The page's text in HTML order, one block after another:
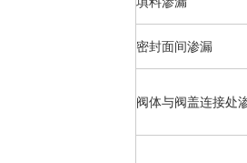
密封面间渗漏
阀体与阀盖连接处